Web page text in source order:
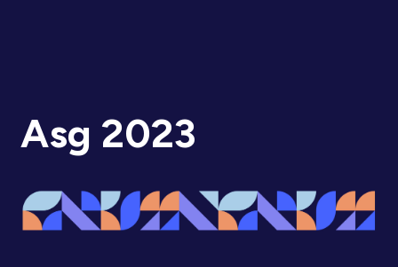
Asg 2023